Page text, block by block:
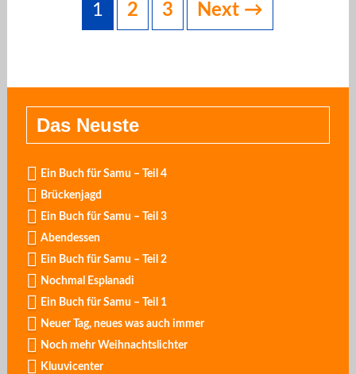
navigation
1 2 3 Next →
Das Neuste
Ein Buch für Samu – Teil 4
Brückenjagd
Ein Buch für Samu – Teil 3
Abendessen
Ein Buch für Samu – Teil 2
Nochmal Esplanadi
Ein Buch für Samu – Teil 1
Neuer Tag, neues was auch immer
Noch mehr Weihnachtslichter
Kluuvicenter